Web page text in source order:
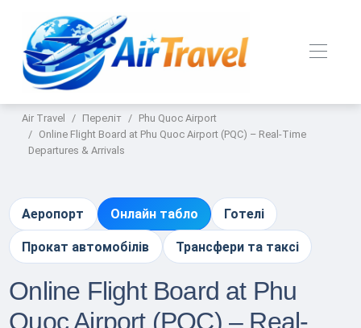
Air Travel Переліт
Phu Quoc Airport
Online Flight Board at Phu Quoc Airport (PQC) – Real-Time
Departures & Arrivals
Аеропорт Онлайн табло Готелі
Прокат автомобілів Трансфери та таксі
Online Flight Board at Phu
Quoc Airport (PQC) – Real-